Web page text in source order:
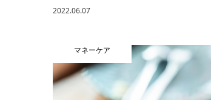
2022.06.07
マネーケア